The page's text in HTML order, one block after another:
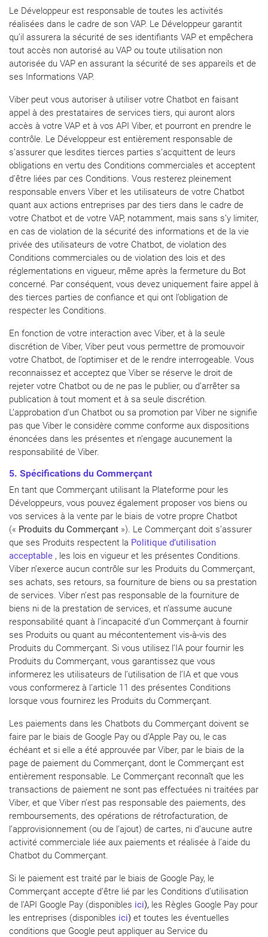
Le Développeur est responsable de toutes les activités
réalisées dans le cadre de son VAP. Le Développeur garantit
qu’il assurera la sécurité de ses identifiants VAP et empêchera
tout accès non autorisé au VAP ou toute utilisation non
autorisée du VAP en assurant la sécurité de ses appareils et de
ses Informations VAP.
Viber peut vous autoriser à utiliser votre Chatbot en faisant
appel à des prestataires de services tiers, qui auront alors
accès à votre VAP et à vos API Viber, et pourront en prendre le
contrôle. Le Développeur est entièrement responsable de
s’assurer que lesdites tierces parties s’acquittent de leurs
obligations en vertu des Conditions commerciales et acceptent
d’être liées par ces Conditions. Vous resterez pleinement
responsable envers Viber et les utilisateurs de votre Chatbot
quant aux actions entreprises par des tiers dans le cadre de
votre Chatbot et de votre VAP, notamment, mais sans s’y limiter,
en cas de violation de la sécurité des informations et de la vie
privée des utilisateurs de votre Chatbot, de violation des
Conditions commerciales ou de violation des lois et des
réglementations en vigueur, même après la fermeture du Bot
concerné. Par conséquent, vous devez uniquement faire appel à
des tierces parties de confiance et qui ont l’obligation de
respecter les Conditions.
En fonction de votre interaction avec Viber, et à la seule
discrétion de Viber, Viber peut vous permettre de promouvoir
votre Chatbot, de l’optimiser et de le rendre interrogeable. Vous
reconnaissez et acceptez que Viber se réserve le droit de
rejeter votre Chatbot ou de ne pas le publier, ou d’arrêter sa
publication à tout moment et à sa seule discrétion.
L’approbation d’un Chatbot ou sa promotion par Viber ne signifie
pas que Viber le considère comme conforme aux dispositions
énoncées dans les présentes et n’engage aucunement la
responsabilité de Viber.
5. Spécifications du Commerçant
En tant que Commerçant utilisant la Plateforme pour les
Développeurs, vous pouvez également proposer vos biens ou
vos services à la vente par le biais de votre propre Chatbot
(« Produits du Commerçant »). Le Commerçant doit s’assurer
que ses Produits respectent la Politique d’utilisation
acceptable , les lois en vigueur et les présentes Conditions.
Viber n’exerce aucun contrôle sur les Produits du Commerçant,
ses achats, ses retours, sa fourniture de biens ou sa prestation
de services. Viber n’est pas responsable de la fourniture de
biens ni de la prestation de services, et n’assume aucune
responsabilité quant à l’incapacité d’un Commerçant à fournir
ses Produits ou quant au mécontentement vis-à-vis des
Produits du Commerçant. Si vous utilisez l’IA pour fournir les
Produits du Commerçant, vous garantissez que vous
informerez les utilisateurs de l’utilisation de l’IA et que vous
vous conformerez à l’article 11 des présentes Conditions
lorsque vous fournirez les Produits du Commerçant.
Les paiements dans les Chatbots du Commerçant doivent se
faire par le biais de Google Pay ou d’Apple Pay ou, le cas
échéant et si elle a été approuvée par Viber, par le biais de la
page de paiement du Commerçant, dont le Commerçant est
entièrement responsable. Le Commerçant reconnaît que les
transactions de paiement ne sont pas effectuées ni traitées par
Viber, et que Viber n’est pas responsable des paiements, des
remboursements, des opérations de rétrofacturation, de
l’approvisionnement (ou de l’ajout) de cartes, ni d’aucune autre
activité commerciale liée aux paiements et réalisée à l’aide du
Chatbot du Commerçant.
Si le paiement est traité par le biais de Google Pay, le
Commerçant accepte d’être lié par les Conditions d’utilisation
de l’API Google Pay (disponibles ici), les Règles Google Pay pour
les entreprises (disponibles ici) et toutes les éventuelles
conditions que Google peut appliquer au Service du